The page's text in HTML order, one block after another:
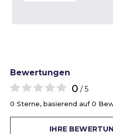
Bewertungen
0 / 5
0 Sterne, basierend auf 0
IHRE